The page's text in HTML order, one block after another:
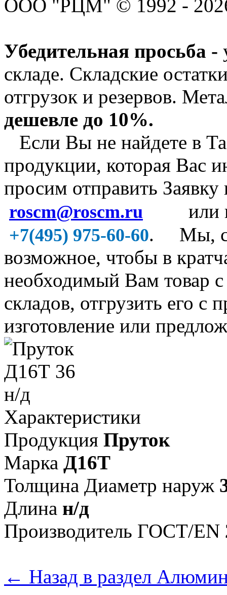
ООО "РЦМ" © 1992 -
Убедительная просьба -
складе. Складские
отгрузок и резервов.
дешевле до 10%.
Если Вы не найдете в
продукции, которая Вас
просим отправить
roscm@roscm.ru или
+7(495) 975-60-60. Мы, со
возможное, чтобы в
необходимый Вам товар
складов, отгрузить его с
изготовление или
Характеристики
Продукция Пруток
Марка Д16Т
Толщина Диаметр наруж
Длина н/д
Произво­дитель ГОСТ/EN
← Назад в раздел